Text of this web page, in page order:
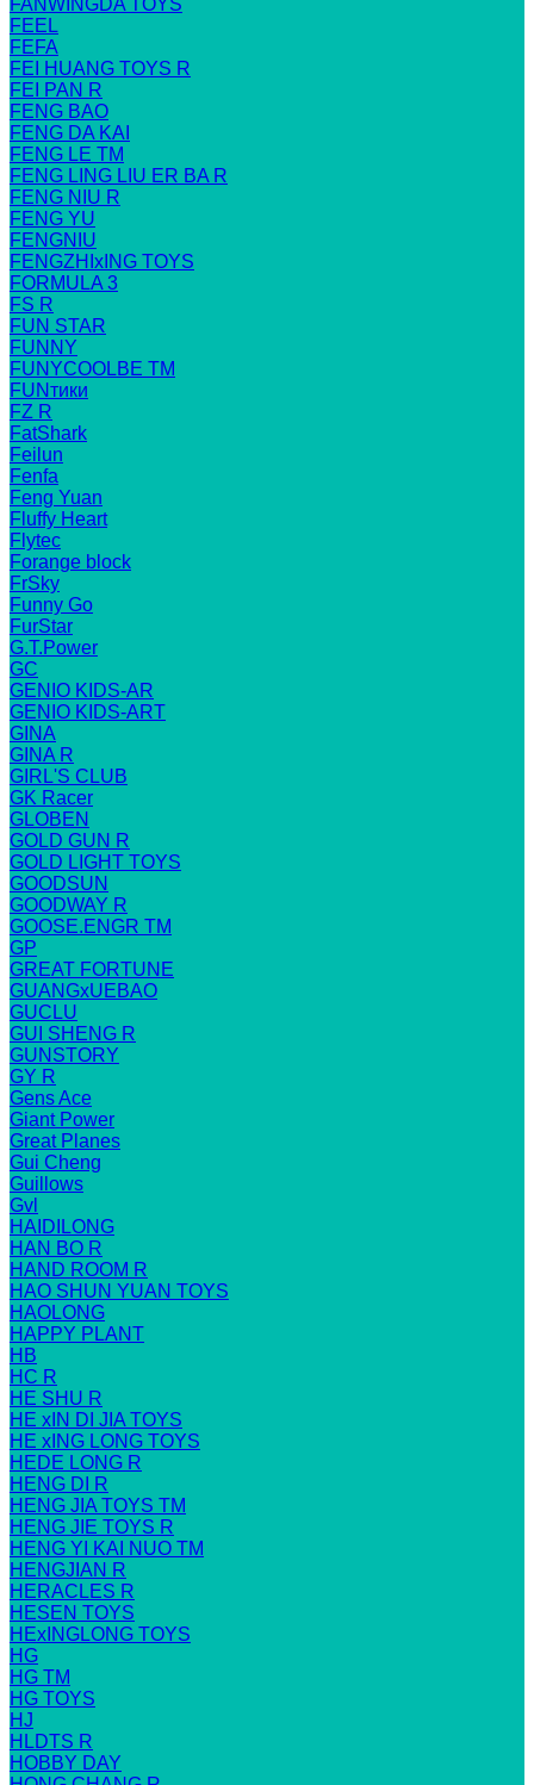
FANWINGDA TOYS
FEEL
FEFA
FEI HUANG TOYS R
FEI PAN R
FENG BAO
FENG DA KAI
FENG LE TM
FENG LING LIU ER BA R
FENG NIU R
FENG YU
FENGNIU
FENGZHIxING TOYS
FORMULA 3
FS R
FUN STAR
FUNNY
FUNYCOOLBE TM
FUNтики
FZ R
FatShark
Feilun
Fenfa
Feng Yuan
Fluffy Heart
Flytec
Forange block
FrSky
Funny Go
FurStar
G.T.Power
GC
GENIO KIDS-AR
GENIO KIDS-ART
GINA
GINA R
GIRL'S CLUB
GK Racer
GLOBEN
GOLD GUN R
GOLD LIGHT TOYS
GOODSUN
GOODWAY R
GOOSE.ENGR TM
GP
GREAT FORTUNE
GUANGxUEBAO
GUCLU
GUI SHENG R
GUNSTORY
GY R
Gens Ace
Giant Power
Great Planes
Gui Cheng
Guillows
Gvl
HAIDILONG
HAN BO R
HAND ROOM R
HAO SHUN YUAN TOYS
HAOLONG
HAPPY PLANT
HB
HC R
HE SHU R
HE xIN DI JIA TOYS
HE xING LONG TOYS
HEDE LONG R
HENG DI R
HENG JIA TOYS TM
HENG JIE TOYS R
HENG YI KAI NUO TM
HENGJIAN R
HERACLES R
HESEN TOYS
HExINGLONG TOYS
HG
HG TM
HG TOYS
HJ
HLDTS R
HOBBY DAY